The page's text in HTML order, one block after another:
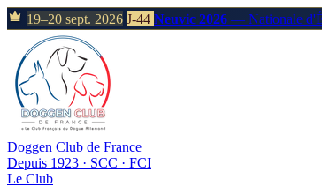
19–20 sept. 2026 J-44 Neuvic 2026 — Nationale
Doggen Club de France
Depuis 1923 · SCC · FCI
Le Club